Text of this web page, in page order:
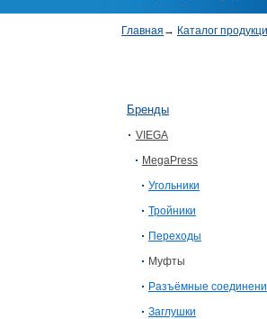
Главная → Каталог
Бренды
VIEGA
MegaPress
Угольники
Тройники
Переходы
Муфты
Разъёмные
Заглушки